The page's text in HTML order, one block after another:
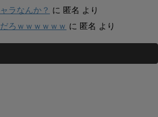
ラなんか？ に 匿名 より
ろｗｗｗｗｗｗ に 匿名 より